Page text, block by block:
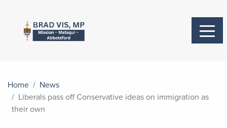
Home
News
Liberals pass off Conservative ideas on immigration as
their own